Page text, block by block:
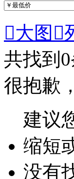
大图 
共找到 0
很抱歉
建议
缩短
没有